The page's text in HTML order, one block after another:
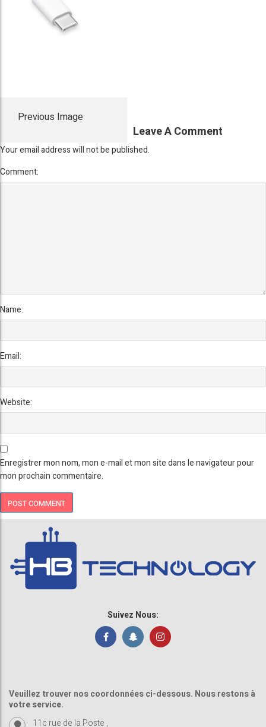
Previous Image
Leave A Comment
Your email address will not be published.
Comment:
Name:
Email:
Website:
Enregistrer mon nom, mon e-mail et mon site dans le navigateur pour
mon prochain commentaire.
Suivez Nous:
Veuillez trouver nos coordonnées ci-dessous. Nous restons à
votre service.
11c rue de la Poste ,